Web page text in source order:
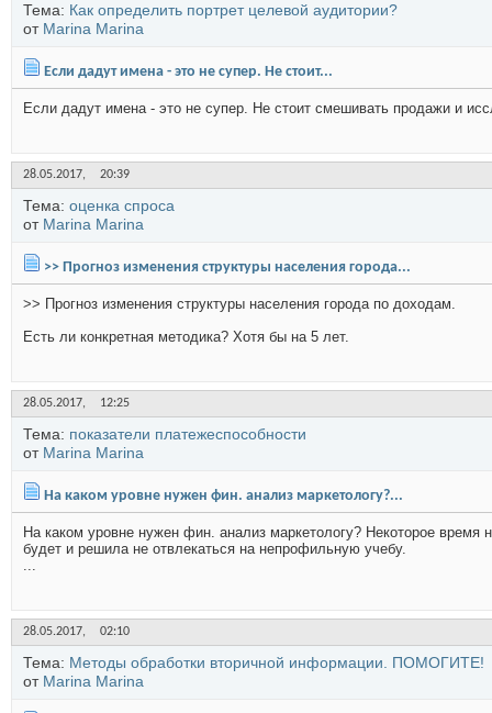
Тема: Как определить портрет целевой аудитории?
от Marina Marina
Если дадут имена - это не супер. Не стоит...
Если дадут имена - это не супер. Не стоит смешивать продажи и
28.05.2017, 20:39
Тема: оценка спроса
от Marina Marina
>> Прогноз изменения структуры населения города...
>> Прогноз изменения структуры населения города по доходам.
Есть ли конкретная методика? Хотя бы на 5 лет.
28.05.2017, 12:25
Тема: показатели платежеспособности
от Marina Marina
На каком уровне нужен фин. анализ маркетологу?...
На каком уровне нужен фин. анализ маркетологу? Некоторое
будет и решила не отвлекаться на непрофильную учебу.
...
28.05.2017, 02:10
Тема: Методы обработки вторичной информации. ПОМОГИТЕ!
от Marina Marina